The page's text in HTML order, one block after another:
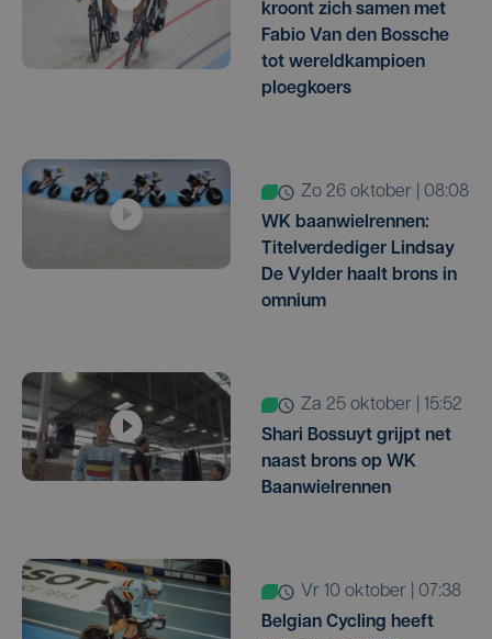
kroont zich samen met
Fabio Van den Bossche
tot wereldkampioen
ploegkoers
zo 26 oktober | 08:08
WK baanwielrennen:
Titelverdediger Lindsay
De Vylder haalt brons in
omnium
za 25 oktober | 15:52
Shari Bossuyt grijpt net
naast brons op WK
Baanwielrennen
vr 10 oktober | 07:38
Belgian Cycling heeft